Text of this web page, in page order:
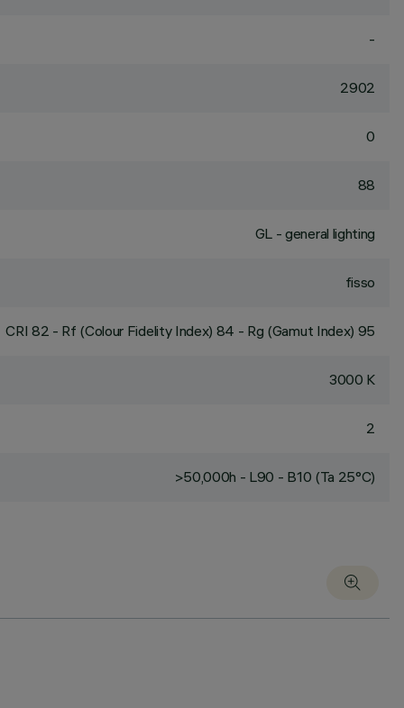
-
2902
0
88
GL - general lighting
fisso
CRI 82 - Rf (Colour Fidelity Index) 84 - Rg (Gamut Index) 95
3000 K
2
>50,000h - L90 - B10 (Ta 25°C)